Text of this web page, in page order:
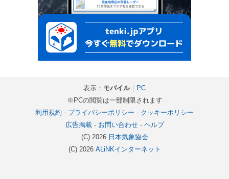
表示： モバイル｜ PC
※PCの閲覧は一部制限されます
利用規約 - プライバシーポリシー - クッキーポリシー
広告掲載- お問い合わせ- ヘルプ
(C) 2026 日本気象協会
(C) 2026 ALiNKインターネット